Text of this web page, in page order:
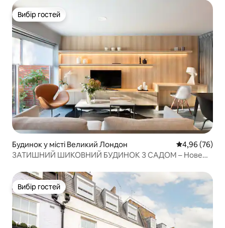
Вибір гостей
Вибір гостей
Будинок у місті Великий Лондон Середня
4,96 (76)
ЗАТИШНИЙ ШИКОВНИЙ БУДИНОК З САДОМ – Нове
Вибір гостей
Вибір гостей